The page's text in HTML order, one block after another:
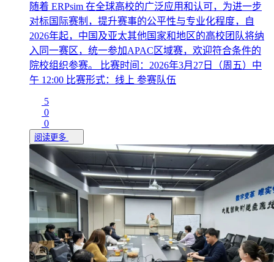
随着 ERPsim 在全球高校的广泛应用和认可，为进一步
对标国际赛制，提升赛事的公平性与专业化程度，自
2026年起，中国及亚太其他国家和地区的高校团队将纳
入同一赛区，统一参加APAC区域赛，欢迎符合条件的
院校组织参赛。 比赛时间：2026年3月27日（周五）中
午 12:00 比赛形式：线上 参赛队伍
5
0
0
阅读更多